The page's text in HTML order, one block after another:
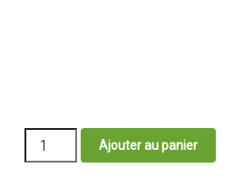
quantité
Ajouter au panier